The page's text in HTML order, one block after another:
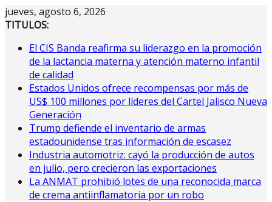
Saltar
al
jueves, agosto 6, 2026
TITULOS:
El CIS Banda reafirma su liderazgo en la promoción
de la lactancia materna y atención materno infantil
de calidad
Estados Unidos ofrece recompensas por más de
US$ 100 millones por líderes del Cartel Jalisco Nueva
Generación
Trump defiende el inventario de armas
estadounidense tras información de escasez
Industria automotriz: cayó la producción de autos
en julio, pero crecieron las exportaciones
La ANMAT prohibió lotes de una reconocida marca
de crema antiinflamatoria por un robo